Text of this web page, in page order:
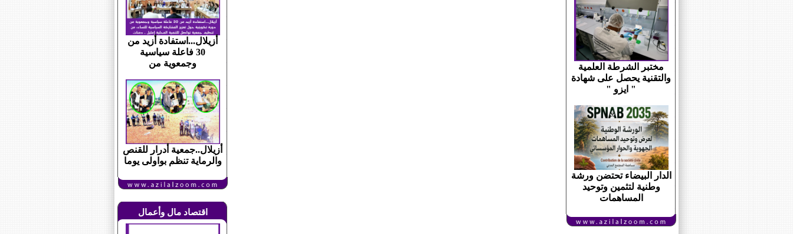
أزيلال...استفادة أزيد من
30 فاعلة سياسية
وجمعوية من
أزيلال..جمعية أدرار للقنص
والرماية تنظم بواولى يوما
اقتصاد مال وأعمال
مختبر الشرطة العلمية
والتقنية يحصل على شهادة
" ايزو "
الدار البيضاء تحتضن ورشة
وطنية لتثمين وتوحيد
المساهمات